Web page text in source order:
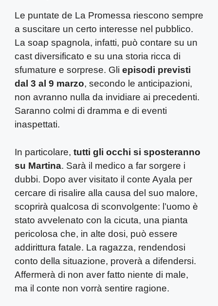
Le puntate de La Promessa riescono sempre
a suscitare un certo interesse nel pubblico.
La soap spagnola, infatti, può contare su un
cast diversificato e su una storia ricca di
sfumature e sorprese. Gli episodi previsti
dal 3 al 9 marzo, secondo le anticipazioni,
non avranno nulla da invidiare ai precedenti.
Saranno colmi di dramma e di eventi
inaspettati.
In particolare, tutti gli occhi si sposteranno
su Martina. Sarà il medico a far sorgere i
dubbi. Dopo aver visitato il conte Ayala per
cercare di risalire alla causa del suo malore,
scoprirà qualcosa di sconvolgente: l’uomo è
stato avvelenato con la cicuta, una pianta
pericolosa che, in alte dosi, può essere
addirittura fatale. La ragazza, rendendosi
conto della situazione, proverà a difendersi.
Affermerà di non aver fatto niente di male,
ma il conte non vorrà sentire ragione.